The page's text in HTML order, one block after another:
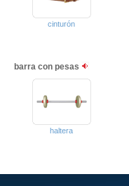
cinturón
barra con pesas
haltera